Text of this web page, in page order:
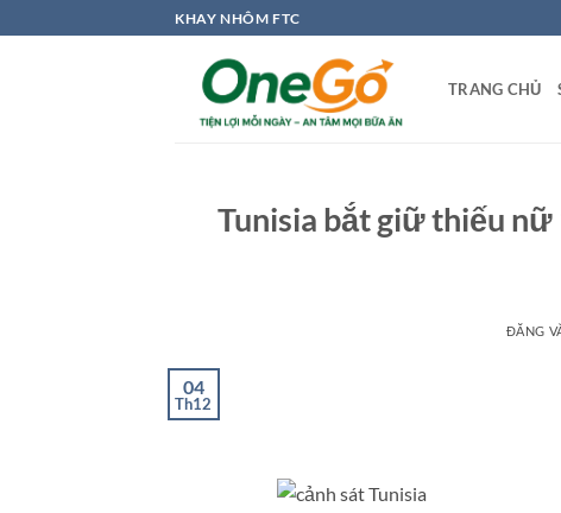
qua
KHAY NHÔM FTC
TRANG CHỦ
Tunisia bắt giữ thiếu
ĐĂNG
04
Th12